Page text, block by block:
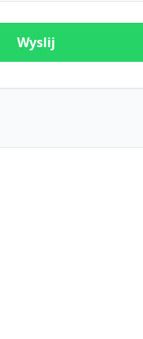
Wyslij